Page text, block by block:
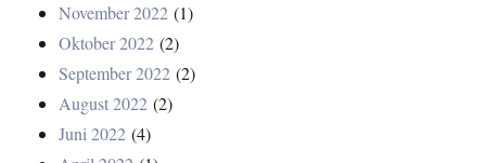
November 2022 (1)
Oktober 2022 (2)
September 2022 (2)
August 2022 (2)
Juni 2022 (4)